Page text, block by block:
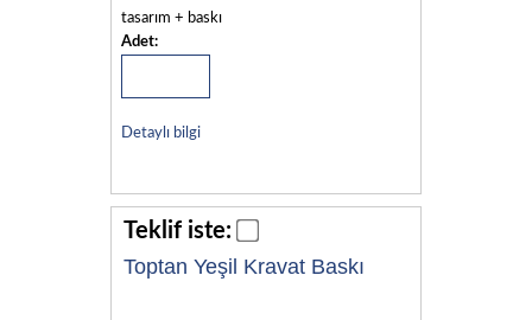
tasarım + baskı
Adet:
Detaylı bilgi
Teklif iste:
Toptan Yeşil Kravat Baskı